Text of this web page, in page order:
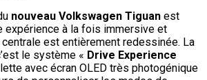
nouveau Volkswagen Tiguan est
expérience à la fois immersive et
est entièrement redessinée. La
le système « Drive Experience
avec écran OLED très photogénique